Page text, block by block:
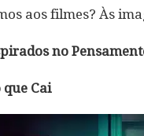
aos filmes? Às
no
Cai